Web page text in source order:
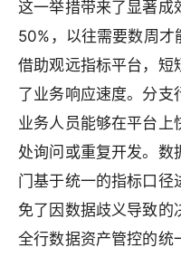
这一举措带来了显著成
50%，以往需要数周
借助观远指标平台，短
了业务响应速度。分支
业务人员能够在平台上
处询问或重复开发。数
门基于统一的指标口径
免了因数据歧义导致的
全行数据资产管控的统